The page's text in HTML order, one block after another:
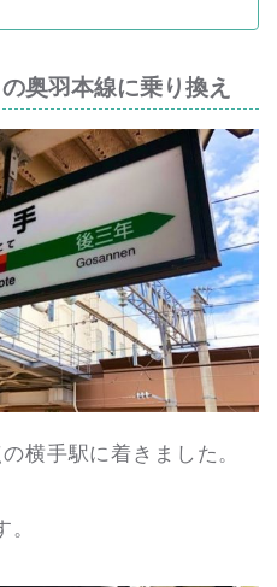
奥羽本線に乗り換え
横手駅に着きました。